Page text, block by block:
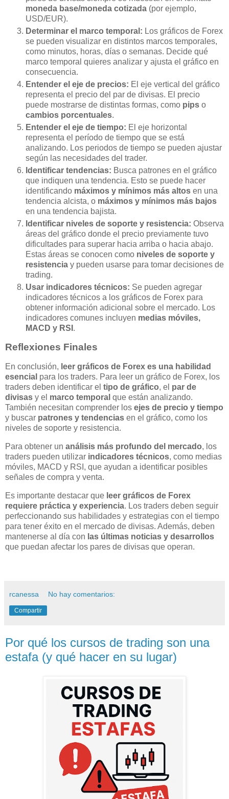
moneda base/moneda cotizada (por ejemplo,
USD/EUR).
Determinar el marco temporal: Los gráficos de Forex
se pueden visualizar en distintos marcos temporales,
como minutos, horas, días o semanas. Decide qué
marco temporal quieres analizar y ajusta el gráfico en
consecuencia.
Entender el eje de precios: El eje vertical del gráfico
representa el precio del par de divisas. El precio
puede mostrarse de distintas formas, como pips o
cambios porcentuales.
Entender el eje de tiempo: El eje horizontal
representa el período de tiempo que se está
analizando. Los periodos de tiempo se pueden ajustar
según las necesidades del trader.
Identificar tendencias: Busca patrones en el gráfico
que indiquen una tendencia. Esto se puede hacer
identificando máximos y mínimos más altos en una
tendencia alcista, o máximos y mínimos más bajos
en una tendencia bajista.
Identificar niveles de soporte y resistencia: Observa
áreas del gráfico donde el precio previamente tuvo
dificultades para superar hacia arriba o hacia abajo.
Estas áreas se conocen como niveles de soporte y
resistencia y pueden usarse para tomar decisiones de
trading.
Usar indicadores técnicos: Se pueden agregar
indicadores técnicos a los gráficos de Forex para
obtener información adicional sobre el mercado. Los
indicadores comunes incluyen medias móviles,
MACD y RSI .
Reflexiones Finales
En conclusión, leer gráficos de Forex es una habilidad
esencial para los traders. Para leer un gráfico de Forex, los
traders deben identificar el tipo de gráfico, el par de
divisas y el marco temporal que están analizando.
También necesitan comprender los ejes de precio y tiempo
y buscar patrones y tendencias en el gráfico, como los
niveles de soporte y resistencia.
Para obtener un análisis más profundo del mercado, los
traders pueden utilizar indicadores técnicos, como medias
móviles, MACD y RSI, que ayudan a identificar posibles
señales de compra y venta.
Es importante destacar que leer gráficos de Forex
requiere práctica y experiencia. Los traders deben seguir
perfeccionando sus habilidades y estrategias con el tiempo
para tener éxito en el mercado de divisas. Además, deben
mantenerse al día con las últimas noticias y desarrollos
que puedan afectar los pares de divisas que operan.
rcanessa No hay comentarios:
Compartir
Por qué los cursos de trading son una
estafa (y qué hacer en su lugar)